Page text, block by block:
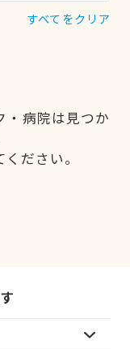
すべてをクリア
・病院は見つか
ださい。